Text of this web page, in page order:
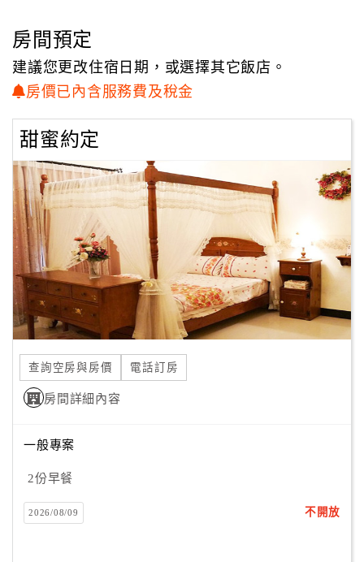
地
圖
顧
務
顧
客
滿
意
度
訂
單
管
理
員
戶
房間預定
建議您更改住宿日期，或選擇其它飯店。
房價已內含服務費及稅金
甜蜜約定
查詢空房與房價 電話訂房
房間詳細內容
一般專案
2份早餐
2026/08/09 不開放